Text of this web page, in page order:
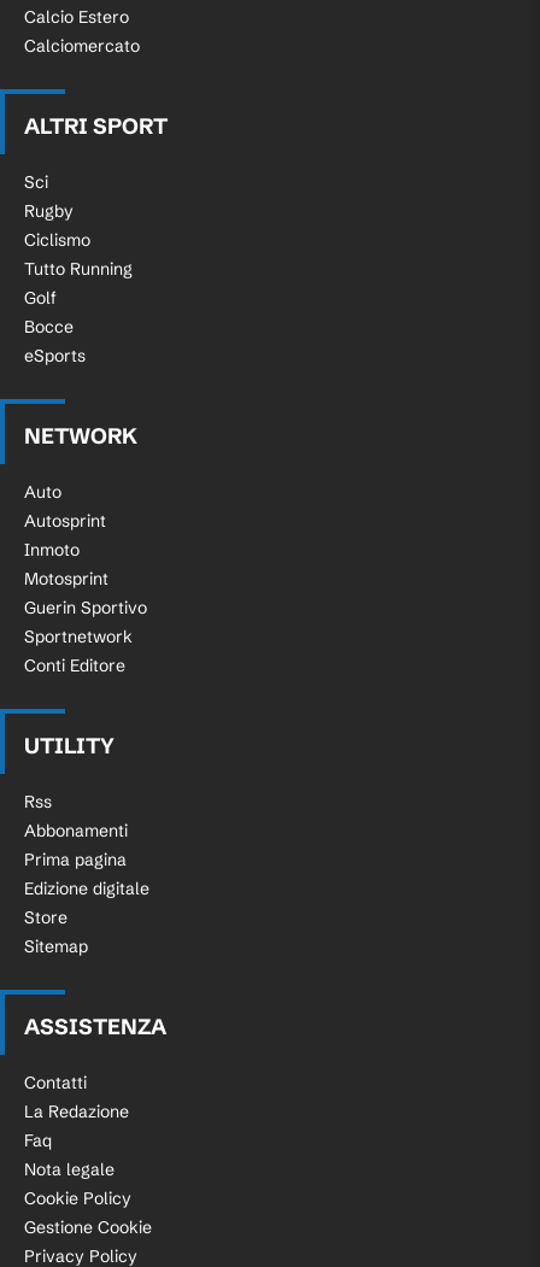
Calcio Estero
Calciomercato
ALTRI SPORT
Sci
Rugby
Ciclismo
Tutto Running
Golf
Bocce
eSports
NETWORK
Auto
Autosprint
Inmoto
Motosprint
Guerin Sportivo
Sportnetwork
Conti Editore
UTILITY
Rss
Abbonamenti
Prima pagina
Edizione digitale
Store
Sitemap
ASSISTENZA
Contatti
La Redazione
Faq
Nota legale
Cookie Policy
Gestione Cookie
Privacy Policy